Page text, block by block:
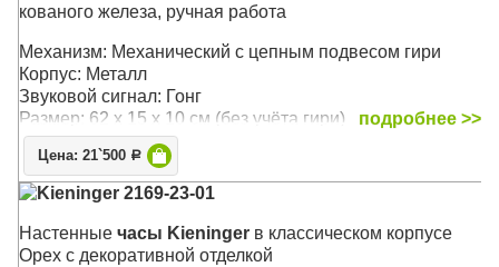
кованого железа, ручная работа
Механизм: Механический с цепным подвесом гири
Корпус: Металл
Звуковой сигнал: Гонг
Размер: 62 х 15 х 10 см (без учёта гири)
подробнее >>
Цена: 21`500 Р
Kieninger 2169-23-01
Настенные часы Kieninger в классическом корпусе
Орех с декоративной отделкой